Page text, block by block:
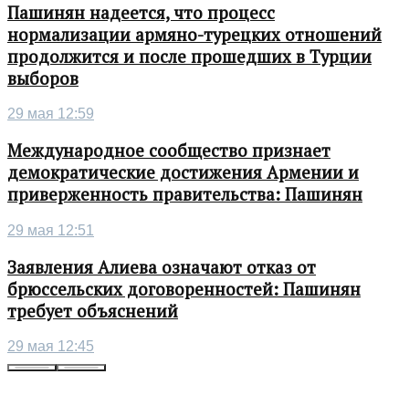
Пашинян надеется, что процесс
нормализации армяно-турецких отношений
продолжится и после прошедших в Турции
выборов
29 мая 12:59
Международное сообщество признает
демократические достижения Армении и
приверженность правительства: Пашинян
29 мая 12:51
Заявления Алиева означают отказ от
брюссельских договоренностей: Пашинян
требует объяснений
29 мая 12:45